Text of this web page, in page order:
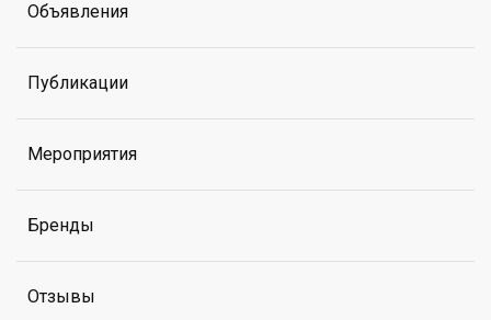
Объявления
Публикации
Мероприятия
Бренды
Отзывы